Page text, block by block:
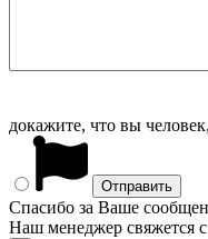
докажите, что вы
Спасибо за Ваше
Наш менеджер свяжется